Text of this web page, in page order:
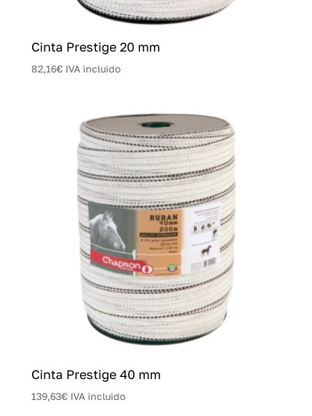
Cinta Prestige 20 mm
82,16€ IVA incluido
Cinta Prestige 40 mm
139,63€ IVA incluido